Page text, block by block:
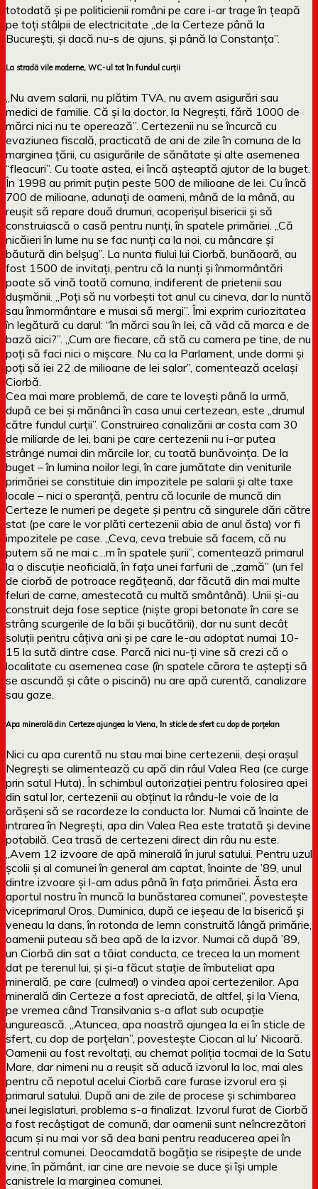
totodată și pe politicienii români pe care i-ar trage în țeapă
pe toți stâlpii de electricitate „de la Certeze până la
București, și dacă nu-s de ajuns, și până la Constanța”.
La stradă vile moderne, WC-ul tot în fundul curții
„Nu avem salarii, nu plătim TVA, nu avem asigurări sau
medici de familie. Că și la doctor, la Negrești, fără 1000 de
mărci nici nu te operează”. Certezenii nu se încurcă cu
evaziunea fiscală, practicată de ani de zile în comuna de la
marginea țării, cu asigurările de sănătate și alte asemenea
“fleacuri”. Cu toate astea, ei încă așteaptă ajutor de la buget.
În 1998 au primit puțin peste 500 de milioane de lei. Cu încă
700 de milioane, adunați de oameni, mână de la mână, au
reușit să repare două drumuri, acoperișul bisericii și să
construiască o casă pentru nunți, în spatele primăriei. „Că
nicăieri în lume nu se fac nunți ca la noi, cu mâncare și
băutură din belșug”. La nunta fiului lui Ciorbă, bunăoară, au
fost 1500 de invitați, pentru că la nunți și înmormântări
poate să vină toată comuna, indiferent de prietenii sau
dușmănii. „Poți să nu vorbești tot anul cu cineva, dar la nuntă
sau înmormântare e musai să mergi”. Îmi exprim curiozitatea
în legătură cu darul: “în mărci sau în lei, că văd că marca e de
bază aici?”. „Cum are fiecare, că stă cu camera pe tine, de nu
poți să faci nici o mișcare. Nu ca la Parlament, unde dormi și
poți să iei 22 de milioane de lei salar”, comentează același
Ciorbă.
Cea mai mare problemă, de care te lovești până la urmă,
după ce bei și mănânci în casa unui certezean, este „drumul
către fundul curții”. Construirea canalizării ar costa cam 30
de miliarde de lei, bani pe care certezenii nu i-ar putea
strânge numai din mărcile lor, cu toată bunăvoința. De la
buget – în lumina noilor legi, în care jumătate din veniturile
primăriei se constituie din impozitele pe salarii și alte taxe
locale – nici o speranță, pentru că locurile de muncă din
Certeze le numeri pe degete și pentru că singurele dări către
stat (pe care le vor plăti certezenii abia de anul ăsta) vor fi
impozitele pe case. „Ceva, ceva trebuie să facem, că nu
putem să ne mai c…m în spatele șurii”, comentează primarul
la o discuție neoficială, în fața unei farfurii de „zamă” (un fel
de ciorbă de potroace regățeană, dar făcută din mai multe
feluri de carne, amestecată cu multă smântână). Unii și-au
construit deja fose septice (niște gropi betonate în care se
strâng scurgerile de la băi și bucătării), dar nu sunt decât
soluții pentru câțiva ani și pe care le-au adoptat numai 10-
15 la sută dintre case. Parcă nici nu-ți vine să crezi că o
localitate cu asemenea case (în spatele cărora te aștepți să
se ascundă și câte o piscină) nu are apă curentă, canalizare
sau gaze.
Apa minerală din Certeze ajungea la Viena, în sticle de sfert cu dop de porțelan
Nici cu apa curentă nu stau mai bine certezenii, deși orașul
Negrești se alimentează cu apă din râul Valea Rea (ce curge
prin satul Huta). În schimbul autorizației pentru folosirea apei
din satul lor, certezenii au obținut la rându-le voie de la
orășeni să se racordeze la conducta lor. Numai că înainte de
intrarea în Negrești, apa din Valea Rea este tratată și devine
potabilă. Cea trasă de certezeni direct din râu nu este.
„Avem 12 izvoare de apă minerală în jurul satului. Pentru uzul
școlii și al comunei în general am captat, înainte de ’89, unul
dintre izvoare și l-am adus până în fața primăriei. Ăsta era
aportul nostru în muncă la bunăstarea comunei”, povestește
viceprimarul Oros. Duminica, după ce ieșeau de la biserică și
veneau la dans, în rotonda de lemn construită lângă primărie,
oamenii puteau să bea apă de la izvor. Numai că după ’89,
un Ciorbă din sat a tăiat conducta, ce trecea la un moment
dat pe terenul lui, și și-a făcut stație de îmbuteliat apa
minerală, pe care (culmea!) o vindea apoi certezenilor. Apa
minerală din Certeze a fost apreciată, de altfel, și la Viena,
pe vremea când Transilvania s-a aflat sub ocupație
ungurească. „Atuncea, apa noastră ajungea la ei în sticle de
sfert, cu dop de porțelan”, povestește Ciocan al lu’ Nicoară.
Oamenii au fost revoltați, au chemat poliția tocmai de la Satu
Mare, dar nimeni nu a reușit să aducă izvorul la loc, mai ales
pentru că nepotul acelui Ciorbă care furase izvorul era și
primarul satului. După ani de zile de procese și schimbarea
unei legislaturi, problema s-a finalizat. Izvorul furat de Ciorbă
a fost recâștigat de comună, dar oamenii sunt neîncrezători
acum și nu mai vor să dea bani pentru readucerea apei în
centrul comunei. Deocamdată bogăția se risipește de unde
vine, în pământ, iar cine are nevoie se duce și își umple
canistrele la marginea comunei.